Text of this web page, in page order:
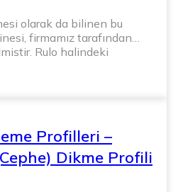
olarak da bilinen bu
firmamız tarafından
Rulo halindeki
levha malzemeler
ince tesviye
[…]
Profilleri –
Dikme Profili